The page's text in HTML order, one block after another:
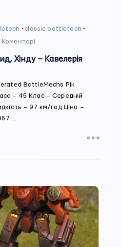
classic battletech
Коментарі
Хінду – Кавелерія
BattleMechs Рік
– 45 Клас – Середній
– 97 км/год Ціна –